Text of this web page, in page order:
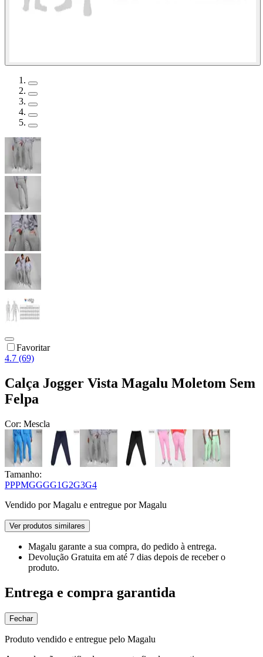
Favoritar
4.7 (69)
Calça Jogger Vista Magalu Moletom Sem
Felpa
Cor: Mescla
Tamanho:
PPPMGGGG1G2G3G4
Vendido porMagalu e entregue por Magalu
Ver produtos similares
Magalu garante a sua compra, do pedido à entrega.
Devolução Gratuita em até 7 dias depois de receber o
produto.
Entrega e compra garantida
Fechar
Produto vendido e entregue pelo Magalu